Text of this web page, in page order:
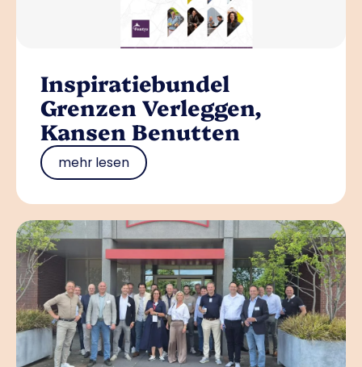
Inspiratiebundel
Grenzen Verleggen,
Kansen Benutten
mehr lesen